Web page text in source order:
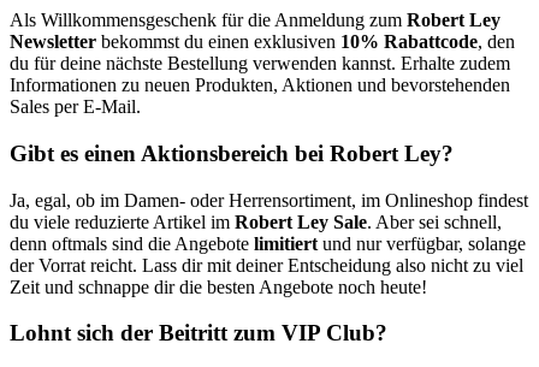
Als Willkommensgeschenk für die Anmeldung zum Robert Ley
Newsletter bekommst du einen exklusiven 10% Rabattcode, den
du für deine nächste Bestellung verwenden kannst. Erhalte zudem
Informationen zu neuen Produkten, Aktionen und bevorstehenden
Sales per E-Mail.
Gibt es einen Aktionsbereich bei Robert Ley?
Ja, egal, ob im Damen- oder Herrensortiment, im Onlineshop findest
du viele reduzierte Artikel im Robert Ley Sale. Aber sei schnell,
denn oftmals sind die Angebote limitiert und nur verfügbar, solange
der Vorrat reicht. Lass dir mit deiner Entscheidung also nicht zu viel
Zeit und schnappe dir die besten Angebote noch heute!
Lohnt sich der Beitritt zum VIP Club?